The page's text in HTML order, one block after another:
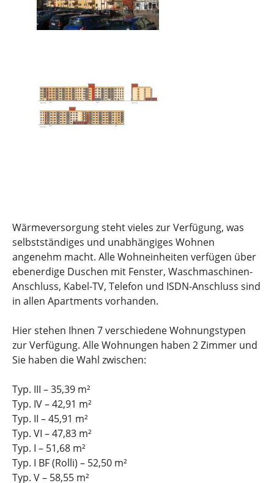
Wärmeversorgung steht vieles zur Verfügung, was
selbstständiges und unabhängiges Wohnen
angenehm macht. Alle Wohneinheiten verfügen über
ebenerdige Duschen mit Fenster, Waschmaschinen-
Anschluss, Kabel-TV, Telefon und ISDN-Anschluss sind
in allen Apartments vorhanden.
Hier stehen Ihnen 7 verschiedene Wohnungstypen
zur Verfügung. Alle Wohnungen haben 2 Zimmer und
Sie haben die Wahl zwischen:
Typ. III – 35,39 m²
Typ. IV – 42,91 m²
Typ. II – 45,91 m²
Typ. VI – 47,83 m²
Typ. I – 51,68 m²
Typ. I BF (Rolli) – 52,50 m²
Typ. V – 58,55 m²